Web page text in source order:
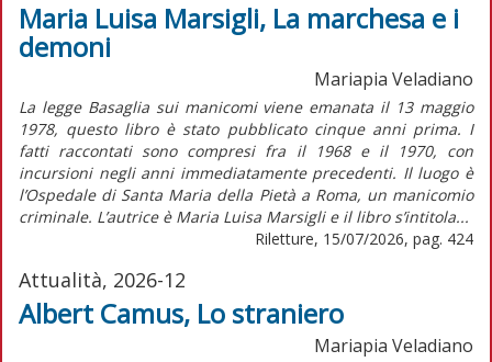
Maria Luisa Marsigli, La marchesa e i
demoni
Mariapia Veladiano
La legge Basaglia sui manicomi viene emanata il 13 maggio
1978, questo libro è stato pubblicato cinque anni prima. I
fatti raccontati sono compresi fra il 1968 e il 1970, con
incursioni negli anni immediatamente precedenti. Il luogo è
l’Ospedale di Santa Maria della Pietà a Roma, un manicomio
criminale. L’autrice è Maria Luisa Marsigli e il libro s’intitola...
Riletture, 15/07/2026, pag. 424
Attualità, 2026-12
Albert Camus, Lo straniero
Mariapia Veladiano